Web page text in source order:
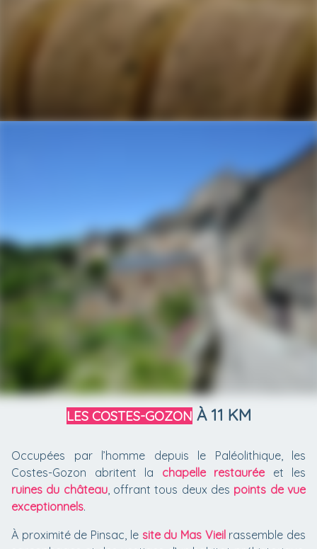
LES COSTES-GOZON À 11 KM
Occupées par l’homme depuis le Paléolithique, les
Costes-Gozon abritent la chapelle restaurée et les
ruines du château, offrant tous deux des points de vue
exceptionnels.
À proximité de Pinsac, le site du Mas Vieilrassemble des